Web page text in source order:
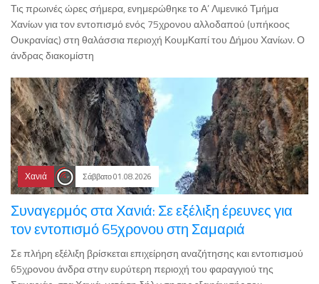
Τις πρωινές ώρες σήμερα, ενημερώθηκε το Α’ Λιμενικό Τμήμα
Χανίων για τον εντοπισμό ενός 75χρονου αλλοδαπού (υπήκοος
Ουκρανίας) στη θαλάσσια περιοχή ΚουμΚαπί του Δήμου Χανίων. Ο
άνδρας διακομίστη
Χανιά Σάββατο 01.08.2026
Συναγερμός στα Χανιά: Σε εξέλιξη έρευνες για
τον εντοπισμό 65χρονου στη Σαμαριά
Σε πλήρη εξέλιξη βρίσκεται επιχείρηση αναζήτησης και εντοπισμού
65χρονου άνδρα στην ευρύτερη περιοχή του φαραγγιού της